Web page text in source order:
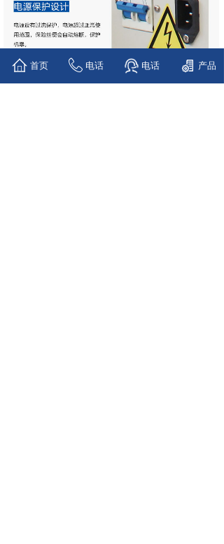
首页 电话 电话 产品